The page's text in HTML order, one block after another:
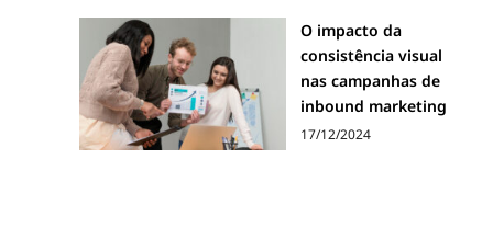
O impacto da
consistência visual
nas campanhas de
inbound marketing
17/12/2024